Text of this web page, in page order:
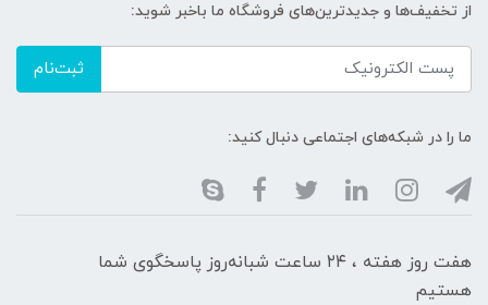
از تخفیف‌ها و جدیدترین‌های فروشگاه ما باخبر شوید:
ثبت‌نام
ما را در شبکه‌های اجتماعی دنبال کنید:
هفت روز هفته ، ۲۴ ساعت شبانه‌روز پاسخگوی شما
هستیم